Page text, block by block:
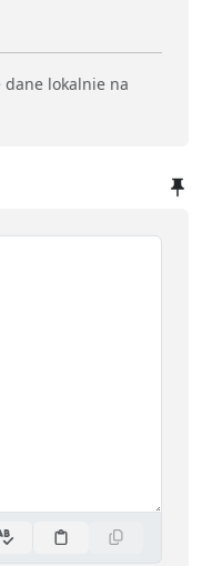
dane lokalnie na